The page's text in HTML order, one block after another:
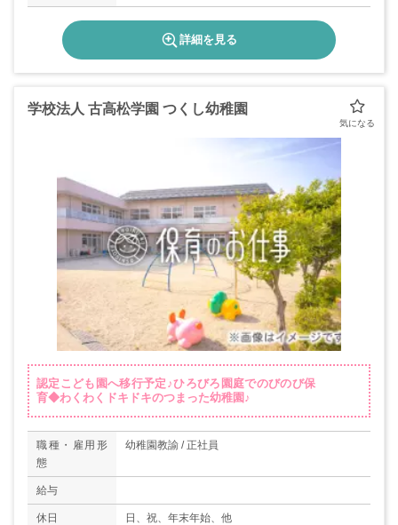
詳細を見る
学校法人 古高松学園 つくし幼稚園
認定こども園へ移行予定♪ひろびろ園庭でのびのび保
育◆わくわくドキドキのつまった幼稚園♪
職種・雇用形
態
幼稚園教諭 / 正社員
給与
休日 日、祝、年末年始、他